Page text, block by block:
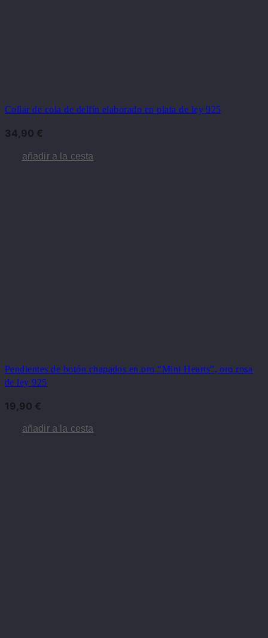
Collar de cola de delfín elaborado en plata de ley 925
34,90 €
añadir a la cesta
Pendientes de botón chapados en oro “Mini Hearts”, oro rosa
de ley 925
19,90 €
añadir a la cesta